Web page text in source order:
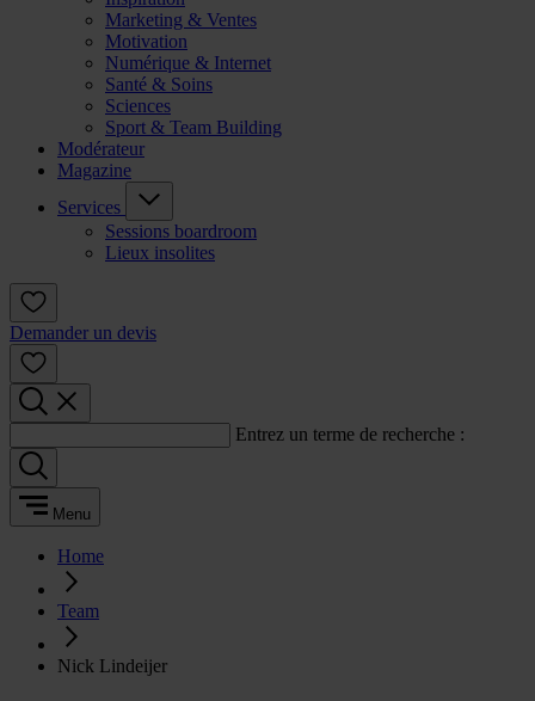
Marketing & Ventes
Motivation
Numérique & Internet
Santé & Soins
Sciences
Sport & Team Building
Modérateur
Magazine
Services
Sessions boardroom
Lieux insolites
Demander un devis
Entrez un terme de recherche :
Menu
Home
Team
Nick Lindeijer